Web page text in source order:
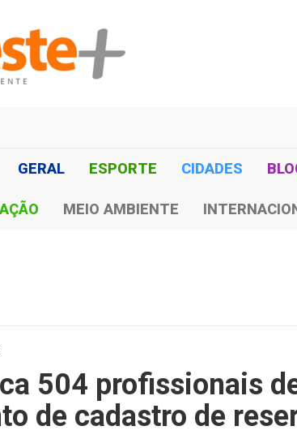
GERAL ESPORTE CIDADES
MEIO AMBIENTE
504 profissionais
de cadastro de